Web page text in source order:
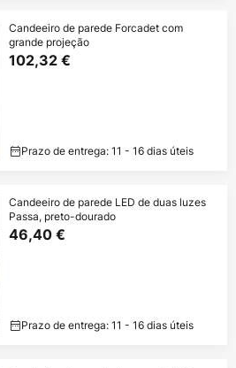
Candeeiro de parede Forcadet com
grande projeção
102,32 €
Prazo de entrega: 11 - 16 dias úteis
Candeeiro de parede LED de duas luzes
Passa, preto-dourado
46,40 €
Prazo de entrega: 11 - 16 dias úteis